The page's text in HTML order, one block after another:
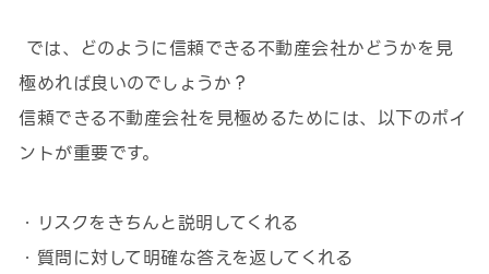
では、どのように信頼できる不動産会社かどうかを見
極めれば良いのでしょうか？
信頼できる不動産会社を見極めるためには、以下のポイ
ントが重要です。
・リスクをきちんと説明してくれる
・質問に対して明確な答えを返してくれる